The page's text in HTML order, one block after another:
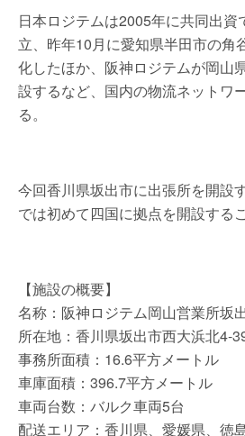
日本ロジテムは2005年に共同出資
立、昨年10月に愛知県半田市の角
化したほか、阪神ロジテムが岡山
設するなど、国内の物流ネットワ
る。
今回香川県坂出市に出張所を開設
では初めて四国に拠点を開設する
【施設の概要】
名称：阪神ロジテム岡山営業所坂
所在地：香川県坂出市西大浜北4-
事務所面積：16.6平方メートル
車庫面積：396.7平方メートル
車両台数：バルク車両5台
配送エリア：香川県、愛媛県、徳